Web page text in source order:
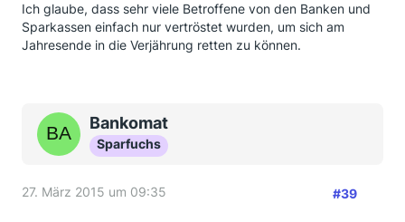
Ich glaube, dass sehr viele Betroffene von den Banken und
Sparkassen einfach nur vertröstet wurden, um sich am
Jahresende in die Verjährung retten zu können.
Bankomat
Sparfuchs
27. März 2015 um 09:35 #39